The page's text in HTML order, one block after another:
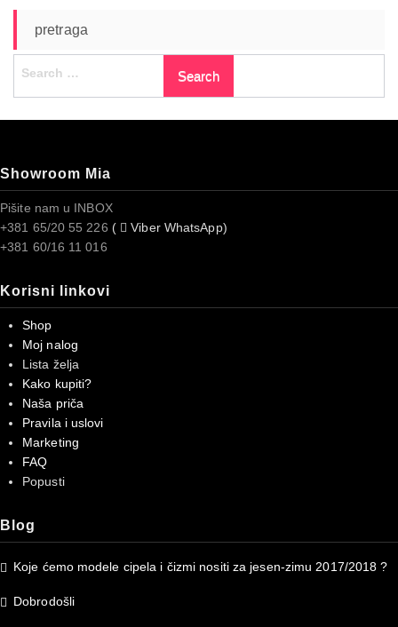
pretraga
Showroom Mia
Pišite nam u INBOX
+381 65/20 55 226 (
Viber WhatsApp)
+381 60/16 11 016
Korisni linkovi
Shop
Moj nalog
Lista želja
Kako kupiti?
Naša priča
Pravila i uslovi
Marketing
FAQ
Popusti
Blog
Koje ćemo modele cipela i čizmi nositi za jesen-zimu 2017/2018 ?
Dobrodošli